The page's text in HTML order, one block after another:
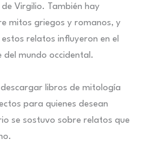
Virgilio. También hay
mitos griegos y romanos, y
relatos influyeron en el
mundo occidental.
libros de mitología
para quienes desean
se sostuvo sobre relatos que